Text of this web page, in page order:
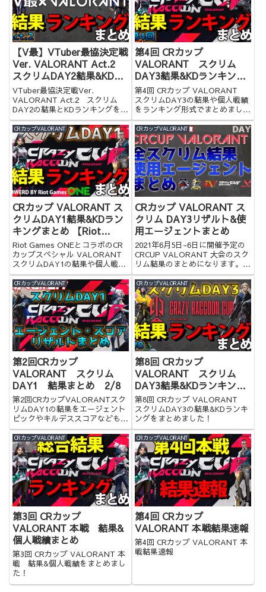
【V最】VTuber最協決定戦
Ver. VALORANT Act.2
スクリムDAY2結果&KDラ
ンキングまとめ
VTuber最協決定戦Ver.
VALORANT Act.2 スクリム
DAY2の結果とKDランキングをま
とめました
第4回 CRカップ
VALORANT スクリム
DAY3結果&KDランキング
まとめ
第4回 CRカップ VALORANT
スクリムDAY3の結果や個人戦績
をランキング形式でまとめまし
た！
CRカップVALORANT
CRカップ VALORANT ス
クリムDAY1結果&KDラン
キングまとめ 【Riot
Games ONE x Crazy
Raccoon Cup Special】
Riot Games ONEとコラボのCR
カップスペシャル VALORANT
スクリムDAY1の結果や個人戦績
をランキング形式でまとめまし
た！
CRカップVALORANT
CRカップ VALORANT ス
クリム DAY3リザルト&使
用エージェントまとめ
2021年6月5日-6日に開催予定の
CRCUP VALORANT 大会のスク
リム結果のまとめになります。是
非ご覧ください。
CRカップVALORANT
第2回CRカップ
VALORANT スクリム
DAY1 結果まとめ 2/8
第2回CRカップVALORANTスク
リムDAY1の結果をエージェント
ピックやキルデススコアなども含
めてまとめてみました！
CRカップVALORANT
第8回 CRカップ
VALORANT スクリム
DAY3結果&KDランキング
まとめ
第8回 CRカップ VALORANT
スクリムDAY3の結果&KDランキ
ングをまとめました！
CRカップVALORANT
第3回 CRカップ
VALORANT 本戦 結果&
個人戦績まとめ
第3回 CRカップ VALORANT 本
戦 結果&個人戦績をまとめまし
た！
CRカップVALORANT
第4回 CRカップ
VALORANT 本戦結果速報
第4回 CRカップ VALORANT 本
戦結果速報